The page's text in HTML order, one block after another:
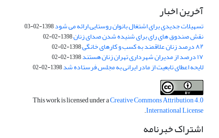
آخرین اخبار
تسهیلات جدیدی برای اشتغال بانوان روستایی ارائه می شود1398-02-03
نقش صندوق های رای برای شنیده شدن صدای زنان1398-02-02
۸۲ درصد زنان علاقمند به کسب و کارهای خانگی 1398-02-02
۱۷ درصد از مدیران شهرداری تهران زنان هستند 1398-02-02
لایحه اعطای تابعیت از مادر ایرانی به مجلس فرستاده شد1398-02-02
This work is licensed under aCreative Commons Attribution 4.0
International License
.
اشتراک خبرنامه